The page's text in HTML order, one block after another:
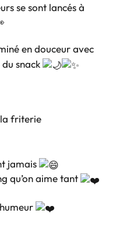
se sont lancés à
en douceur avec
snack
la friterie
jamais
qu’on aime tant